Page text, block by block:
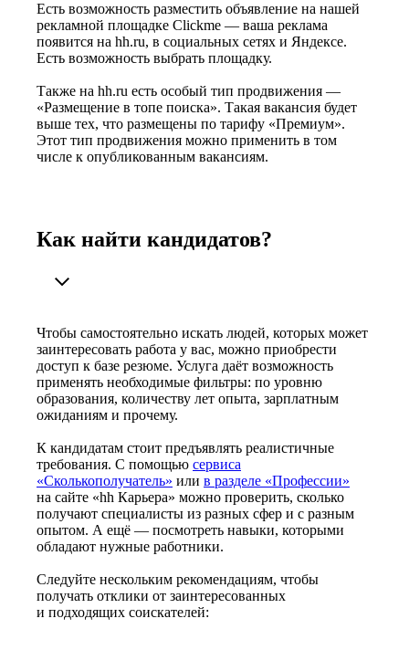
Есть возможность разместить объявление на нашей
рекламной площадке Clickme — ваша реклама
появится на hh.ru, в социальных сетях и Яндексе.
Есть возможность выбрать площадку.
Также на hh.ru есть особый тип продвижения —
«Размещение в топе поиска». Такая вакансия будет
выше тех, что размещены по тарифу «Премиум».
Этот тип продвижения можно применить в том
числе к опубликованным вакансиям.
Как найти кандидатов?
Чтобы самостоятельно искать людей, которых может
заинтересовать работа у вас, можно приобрести
доступ к базе резюме. Услуга даёт возможность
применять необходимые фильтры: по уровню
образования, количеству лет опыта, зарплатным
ожиданиям и прочему.
К кандидатам стоит предъявлять реалистичные
требования. С помощью сервиса
«Сколькополучатель» или в разделе «Профессии»
на сайте «hh Карьера» можно проверить, сколько
получают специалисты из разных сфер и с разным
опытом. А ещё — посмотреть навыки, которыми
обладают нужные работники.
Следуйте нескольким рекомендациям, чтобы
получать отклики от заинтересованных
и подходящих соискателей: